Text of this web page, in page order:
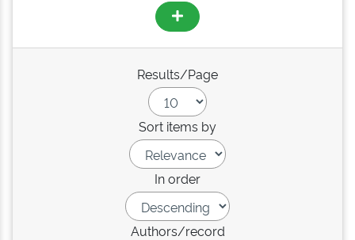
Results/Page
Sort items by
In order
Authors/record